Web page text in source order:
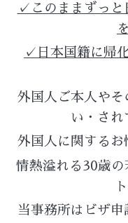
✓このままずっと
✓日本国籍に帰
外国人ご本人やそ
い・され
外国人に関するお
情熱溢れる30歳の
当事務所はビザ